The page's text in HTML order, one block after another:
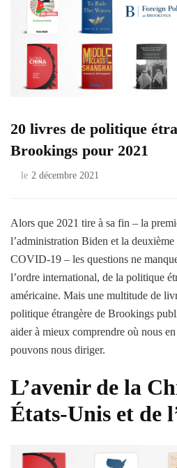
20 livres de politique
Brookings pour 2021
le 2 décembre 2021
Alors que 2021 tire à sa fin – la
l’administration Biden et la deuxième
COVID-19 – les questions ne
l’ordre international, de la politique
américaine. Mais une multitude de
politique étrangère de Brookings
aider à mieux comprendre où nous
pouvons nous diriger.
L’avenir de la
États-Unis et de